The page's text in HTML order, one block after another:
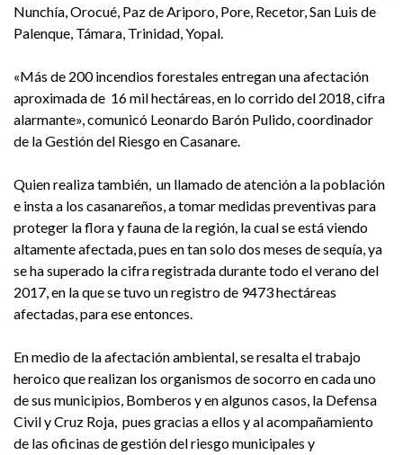
Nunchía, Orocué, Paz de Ariporo, Pore, Recetor, San Luis de
Palenque, Támara, Trinidad, Yopal.
«Más de 200 incendios forestales entregan una afectación
aproximada de 16 mil hectáreas, en lo corrido del 2018, cifra
alarmante», comunicó Leonardo Barón Pulido, coordinador
de la Gestión del Riesgo en Casanare.
Quien realiza también, un llamado de atención a la población
e insta a los casanareños, a tomar medidas preventivas para
proteger la flora y fauna de la región, la cual se está viendo
altamente afectada, pues en tan solo dos meses de sequía, ya
se ha superado la cifra registrada durante todo el verano del
2017, en la que se tuvo un registro de 9473 hectáreas
afectadas, para ese entonces.
En medio de la afectación ambiental, se resalta el trabajo
heroico que realizan los organismos de socorro en cada uno
de sus municipios, Bomberos y en algunos casos, la Defensa
Civil y Cruz Roja, pues gracias a ellos y al acompañamiento
de las oficinas de gestión del riesgo municipales y